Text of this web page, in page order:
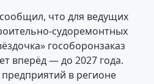
что для ведущих
судоремонтных
гособоронзаказ
вперёд — до 2027 года.
в регионе